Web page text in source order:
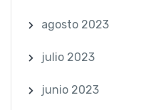
agosto 2023
julio 2023
junio 2023